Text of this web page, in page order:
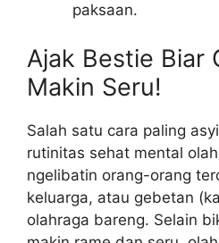
paksaan.
Ajak Bestie Biar
Makin Seru!
Salah satu cara paling
rutinitas sehat mental
ngelibatin orang-orang
keluarga, atau gebetan
olahraga bareng. Selain